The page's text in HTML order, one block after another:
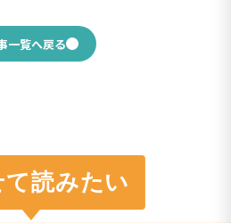
一覧へ戻る
読みたい